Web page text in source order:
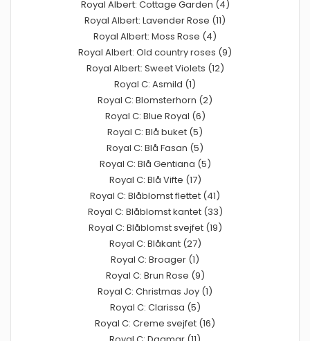
Royal Albert: Cottage Garden (4)
Royal Albert: Lavender Rose (11)
Royal Albert: Moss Rose (4)
Royal Albert: Old country roses (9)
Royal Albert: Sweet Violets (12)
Royal C: Asmild (1)
Royal C: Blomsterhorn (2)
Royal C: Blue Royal (6)
Royal C: Blå buket (5)
Royal C: Blå Fasan (5)
Royal C: Blå Gentiana (5)
Royal C: Blå Vifte (17)
Royal C: Blåblomst flettet (41)
Royal C: Blåblomst kantet (33)
Royal C: Blåblomst svejfet (19)
Royal C: Blåkant (27)
Royal C: Broager (1)
Royal C: Brun Rose (9)
Royal C: Christmas Joy (1)
Royal C: Clarissa (5)
Royal C: Creme svejfet (16)